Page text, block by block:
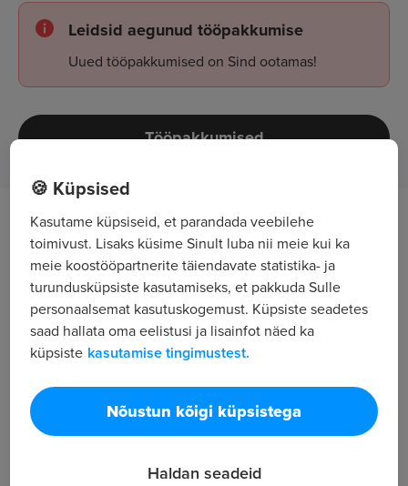
Leidsid aegunud tööpakkumise
Uued tööpakkumised on Sind ootamas!
Tööpakkumised
Töö kirjeldus
✔ Ehitusaedade, aiaelementide ja muu taolise
transport ning ka paigaldus.
✔ Liikuv töö, peamiselt õues - põhiladu asub
Laagris, kuid objektid üle Eesti.
kohapeal!
Ootused kandidaadile
Keeleoskus: eesti keel - soovituslik B2
🍪 Küpsised
Kasutame küpsiseid, et parandada veebilehe
toimivust. Lisaks küsime Sinult luba nii meie kui ka
meie koostööpartnerite täiendavate statistika- ja
turundusküpsiste kasutamiseks, et pakkuda Sulle
personaalsemat kasutuskogemust. Küpsiste seadetes
saad hallata oma eelistusi ja lisainfot näed ka
küpsiste kasutamise tingimustest.
Nõustun kõigi küpsistega
Haldan seadeid